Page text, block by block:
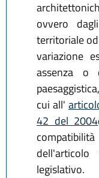
ovvero
territoriale
variazione
assenza o
cui all'
42 del 2004
legislativo.